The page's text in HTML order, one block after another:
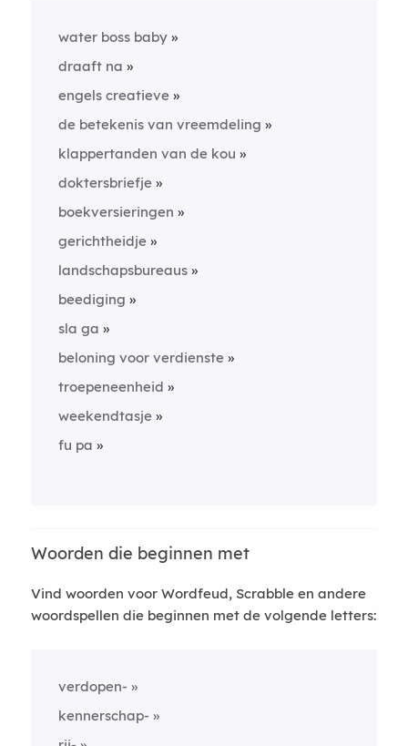
water boss baby
draaft na
engels creatieve
de betekenis van vreemdeling
klappertanden van de kou
doktersbriefje
boekversieringen
gerichtheidje
landschapsbureaus
beediging
sla ga
beloning voor verdienste
troepeneenheid
weekendtasje
fu pa
Woorden die beginnen met
Vind woorden voor Wordfeud, Scrabble en andere
woordspellen die beginnen met de volgende letters:
verdopen-
kennerschap-